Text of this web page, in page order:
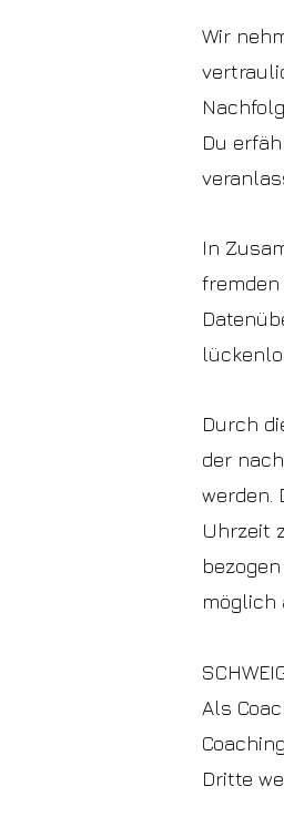
Wir
Du
In
fremden
Durch
der
werden.
Uhrzeit
möglich
Als
Dritte